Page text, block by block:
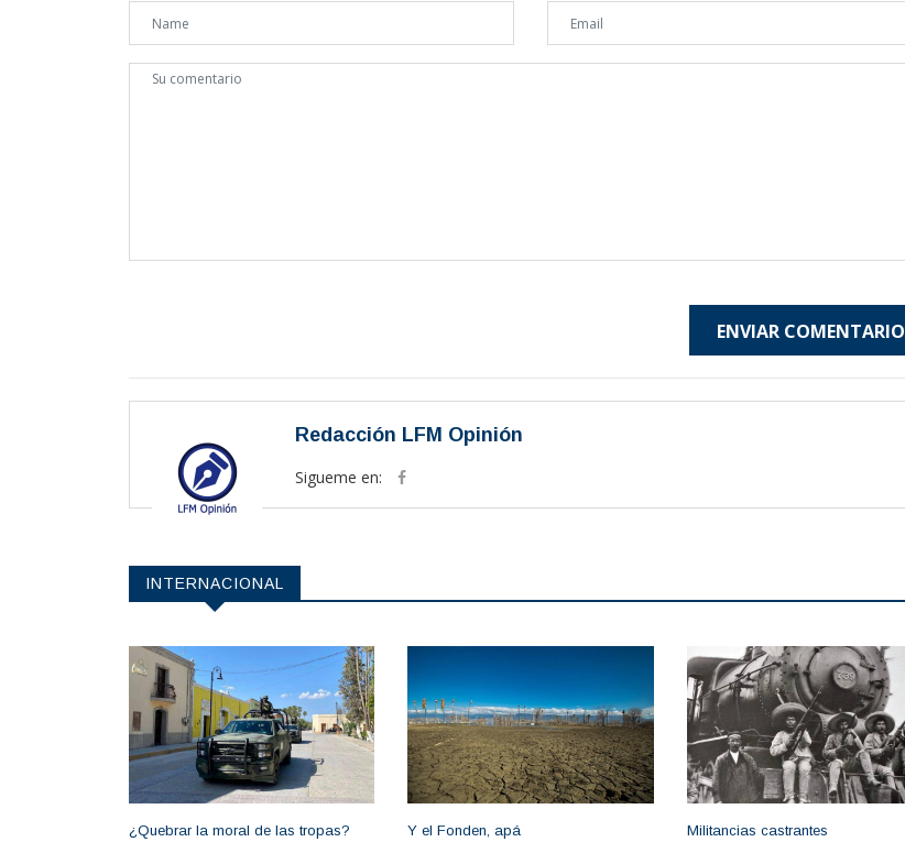
ENVIAR COMENTARIO
Redacción LFM Opinión
Sigueme en:
INTERNACIONAL
¿Quebrar la moral de las tropas? Y el Fonden, apá Militancias castrantes